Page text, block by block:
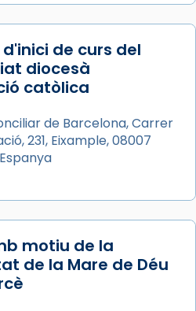
Barcelona
Juliana i
i màrtirs.
de sant Cugat, a
seves. I l’any 1667, el
afirma en una obra
de l’antiga Iluro.
de curs del
diocesà
catòlica
de Barcelona, Carrer
231, Eixample, 08007
motiu de la
de la Mare de Déu